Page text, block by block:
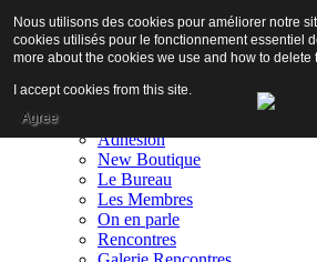
Accueil
Club
Adhésion
New Boutique
Le Bureau
Les Membres
On en parle
Rencontres
Nous utilisons des cookies pour améliorer notre
cookies utilisés pour le fonctionnement essentiel
more about the cookies we use and how to delete
I accept cookies from this site.
Agree